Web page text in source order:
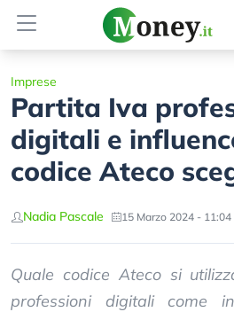
Imprese
Partita Iva
digitali e
codice Ateco
Nadia Pascale 15 Marzo 2024 - 11:04
Quale codice Ateco si
professioni digitali come